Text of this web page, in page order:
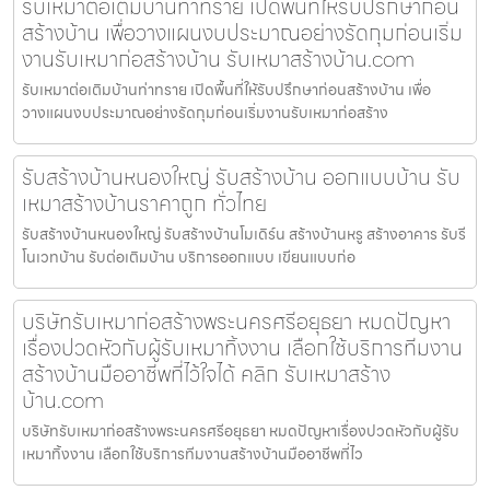
สร้างบ้าน เพื่อวางแผนงบประมาณอย่างรัดกุมก่อนเริ่ม
งานรับเหมาก่อสร้างบ้าน รับเหมาสร้างบ้าน.com
รับเหมาต่อเติมบ้านท่าทราย เปิดพื้นที่ให้รับปรึกษาก่อนสร้างบ้าน เพื่อ
วางแผนงบประมาณอย่างรัดกุมก่อนเริ่มงานรับเหมาก่อสร้าง
รับสร้างบ้านหนองใหญ่ รับสร้างบ้าน ออกแบบบ้าน รับ
เหมาสร้างบ้านราคาถูก ทั่วไทย
รับสร้างบ้านหนองใหญ่ รับสร้างบ้านโมเดิร์น สร้างบ้านหรู สร้างอาคาร รับรี
โนเวทบ้าน รับต่อเติมบ้าน บริการออกแบบ เขียนแบบก่อ
บริษัทรับเหมาก่อสร้างพระนครศรีอยุธยา หมดปัญหา
เรื่องปวดหัวกับผู้รับเหมาทิ้งงาน เลือกใช้บริการทีมงาน
สร้างบ้านมืออาชีพที่ไว้ใจได้ คลิก รับเหมาสร้าง
บ้าน.com
บริษัทรับเหมาก่อสร้างพระนครศรีอยุธยา หมดปัญหาเรื่องปวดหัวกับผู้รับ
เหมาทิ้งงาน เลือกใช้บริการทีมงานสร้างบ้านมืออาชีพที่ไว